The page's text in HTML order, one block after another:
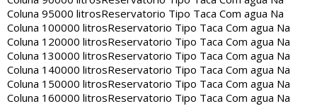
Coluna 95000 litrosReservatorio Tipo Taca Com agua Na
Coluna 100000 litrosReservatorio Tipo Taca Com agua Na
Coluna 120000 litrosReservatorio Tipo Taca Com agua Na
Coluna 130000 litrosReservatorio Tipo Taca Com agua Na
Coluna 140000 litrosReservatorio Tipo Taca Com agua Na
Coluna 150000 litrosReservatorio Tipo Taca Com agua Na
Coluna 160000 litrosReservatorio Tipo Taca Com agua Na